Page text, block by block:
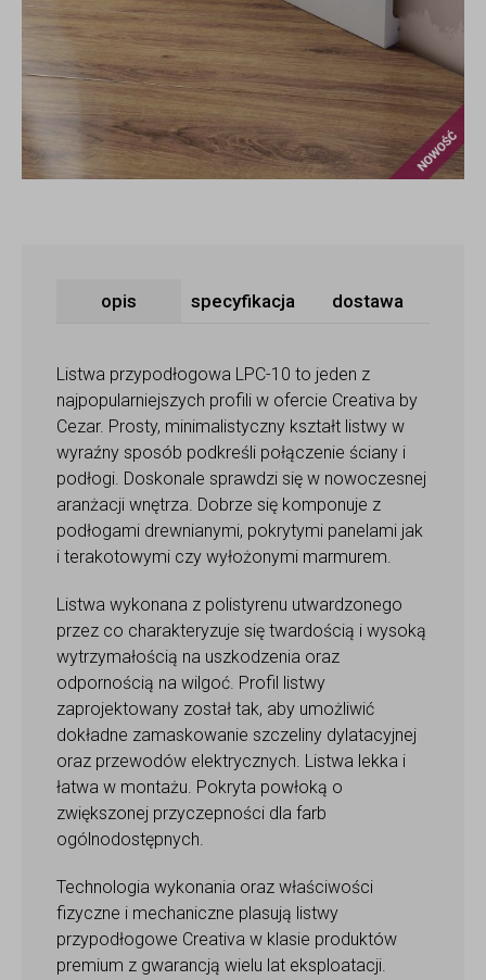
opis specyfikacja dostawa
Listwa przypodłogowa LPC-10 to jeden z
najpopularniejszych profili w ofercie Creativa by
Cezar. Prosty, minimalistyczny kształt listwy w
wyraźny sposób podkreśli połączenie ściany i
podłogi. Doskonale sprawdzi się w nowoczesnej
aranżacji wnętrza. Dobrze się komponuje z
podłogami drewnianymi, pokrytymi panelami jak
i terakotowymi czy wyłożonymi marmurem.
Listwa wykonana z polistyrenu utwardzonego
przez co charakteryzuje się twardością i wysoką
wytrzymałością na uszkodzenia oraz
odpornością na wilgoć. Profil listwy
zaprojektowany został tak, aby umożliwić
dokładne zamaskowanie szczeliny dylatacyjnej
oraz przewodów elektrycznych. Listwa lekka i
łatwa w montażu. Pokryta powłoką o
zwiększonej przyczepności dla farb
ogólnodostępnych.
Technologia wykonania oraz właściwości
fizyczne i mechaniczne plasują listwy
przypodłogowe Creativa w klasie produktów
premium z gwarancją wielu lat eksploatacji.